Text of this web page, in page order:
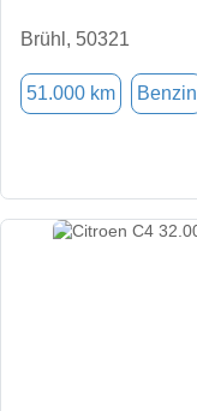
Brühl, 50321
51.000 km Benzin